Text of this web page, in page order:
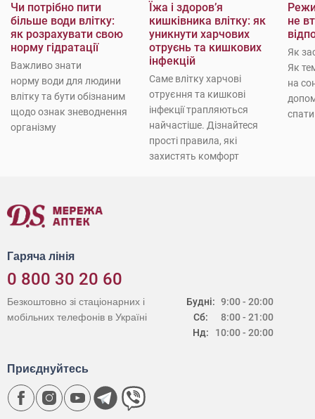
Чи потрібно пити
більше води влітку:
як розрахувати свою
норму гідратації
Важливо знати
норму води для людини
влітку та бути обізнаним
щодо ознак зневоднення
організму
Їжа і здоров’я
кишківника влітку: як
уникнути харчових
отруєнь та кишкових
інфекцій
Саме влітку харчові
отруєння та кишкові
інфекції трапляються
найчастіше. Дізнайтеся
прості правила, які
захистять комфорт
не
Як
Як
на
Гаряча лінія
0 800 30 20 60
Будні:
Сб:
Нд:
9:00 - 20:00
8:00 - 21:00
10:00 - 20:00
Безкоштовно зі стаціонарних і
мобільних телефонів в Україні
Приєднуйтесь